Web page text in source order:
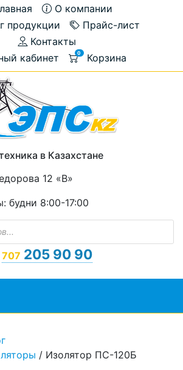
О компании
продукции
Прайс-лист
Контакты
кабинет
0 Корзина
в Казахстане
12 «В»
будни 8:00-17:00
707 205 90 90
/ Изолятор ПС-120Б